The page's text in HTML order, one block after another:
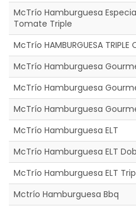
McTrío Hamburguesa
Tomate Triple
McTrío HAMBURGUESA TRIPLE
McTrío Hamburguesa
McTrío Hamburguesa
McTrío Hamburguesa
McTrío Hamburguesa ELT
McTrío Hamburguesa ELT
McTrío Hamburguesa ELT
Mctrío Hamburguesa Bbq